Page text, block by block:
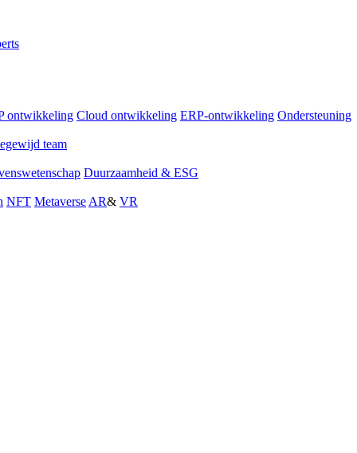
ontwikkeling Cloud ontwikkeling ERP-ontwikkeling Ondersteuning
team
Duurzaamheid & ESG
NFT Metaverse AR& VR